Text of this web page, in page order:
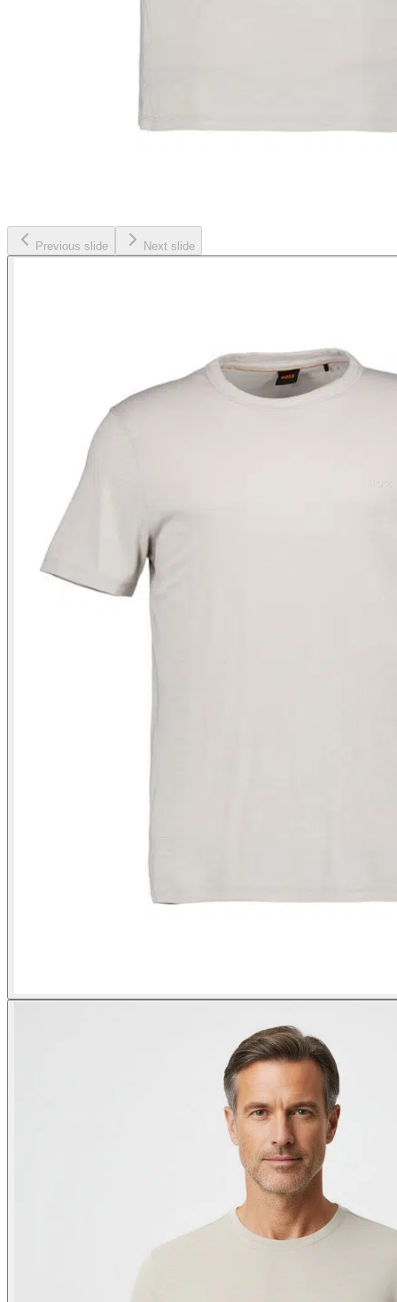
Previous slide Next slide